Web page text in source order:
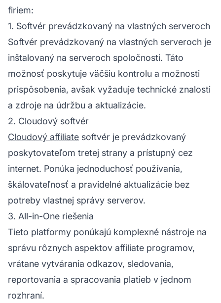
firiem:
1. Softvér prevádzkovaný na vlastných serveroch
Softvér prevádzkovaný na vlastných serveroch je
inštalovaný na serveroch spoločnosti. Táto
možnosť poskytuje väčšiu kontrolu a možnosti
prispôsobenia, avšak vyžaduje technické znalosti
a zdroje na údržbu a aktualizácie.
2. Cloudový softvér
Cloudový affiliate softvér je prevádzkovaný
poskytovateľom tretej strany a prístupný cez
internet. Ponúka jednoduchosť používania,
škálovateľnosť a pravidelné aktualizácie bez
potreby vlastnej správy serverov.
3. All-in-One riešenia
Tieto platformy ponúkajú komplexné nástroje na
správu rôznych aspektov affiliate programov,
vrátane vytvárania odkazov, sledovania,
reportovania a spracovania platieb v jednom
rozhraní.